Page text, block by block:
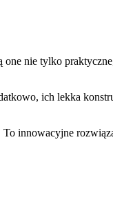
nie tylko
ich lekka
innowacyjne